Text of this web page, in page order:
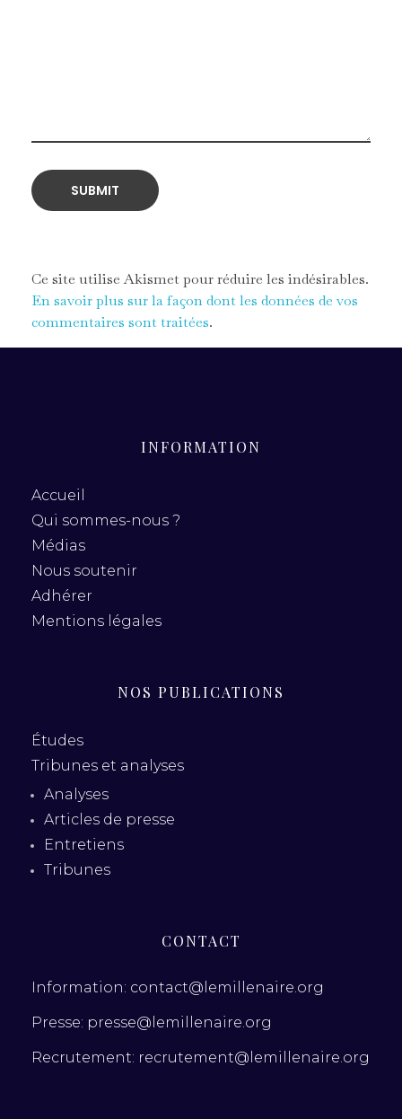
Ce site utilise Akismet pour réduire les indésirables.
En savoir plus sur la façon dont les données de vos
commentaires sont traitées.
INFORMATION
Accueil
Qui sommes-nous ?
Médias
Nous soutenir
Adhérer
Mentions légales
NOS PUBLICATIONS
Études
Tribunes et analyses
Analyses
Articles de presse
Entretiens
Tribunes
CONTACT
Information: contact@lemillenaire.org
Presse: presse@lemillenaire.org
Recrutement: recrutement@lemillenaire.org